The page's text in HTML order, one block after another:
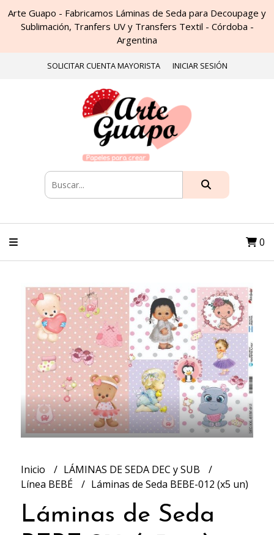
Arte Guapo - Fabricamos Láminas de Seda para Decoupage y
Sublimación, Tranfers UV y Transfers Textil - Córdoba -
Argentina
SOLICITAR CUENTA MAYORISTA INICIAR SESIÓN
0
Inicio
LÁMINAS DE SEDA DEC y SUB
Línea BEBÉ
Láminas de Seda BEBE-012 (x5 un)
Láminas de Seda